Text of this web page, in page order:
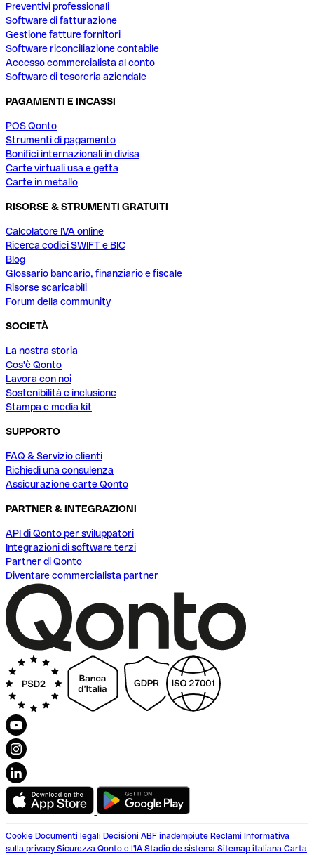
Preventivi professionali
Software di fatturazione
Gestione fatture fornitori
Software riconciliazione contabile
Accesso commercialista al conto
Software di tesoreria aziendale
PAGAMENTI E INCASSI
POS Qonto
Strumenti di pagamento
Bonifici internazionali in divisa
Carte virtuali usa e getta
Carte in metallo
RISORSE & STRUMENTI GRATUITI
Calcolatore IVA online
Ricerca codici SWIFT e BIC
Blog
Glossario bancario, finanziario e fiscale
Risorse scaricabili
Forum della community
SOCIETÀ
La nostra storia
Cos'è Qonto
Lavora con noi
Sostenibilità e inclusione
Stampa e media kit
SUPPORTO
FAQ & Servizio clienti
Richiedi una consulenza
Assicurazione carte Qonto
PARTNER & INTEGRAZIONI
API di Qonto per sviluppatori
Integrazioni di software terzi
Partner di Qonto
Diventare commercialista partner
Cookie Documenti legali Decisioni ABF inadempiute Reclami Informativa
sulla privacy Sicurezza Qonto e l'IA Stadio de sistema Sitemap italiana Carta